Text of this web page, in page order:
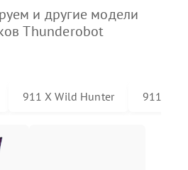
и другие модели
Thunderobot
911 X Wild Hunter 911 Plus